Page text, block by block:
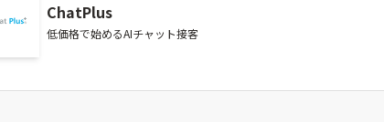
ChatPlus
低価格で始めるAIチャット接客